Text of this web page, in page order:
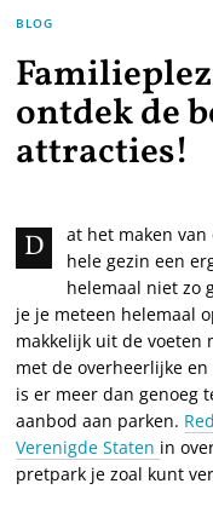
BLOG
ontdek de
attracties!
D
at het maken
hele gezin een
helemaal niet zo
je je meteen helemaal
makkelijk uit de voeten
met de overheerlijke
is er meer dan genoeg
aanbod aan parken.
Verenigde Staten in
pretpark je zoal kunt